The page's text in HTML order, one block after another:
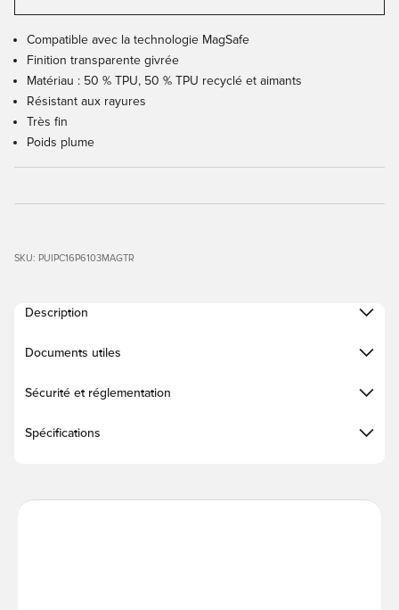
Compatible avec la technologie MagSafe
Finition transparente givrée
Matériau : 50 % TPU, 50 % TPU recyclé et aimants
Résistant aux rayures
Très fin
Poids plume
SKU: PUIPC16P6103MAGTR
Description
Documents utiles
Sécurité et réglementation
Spécifications